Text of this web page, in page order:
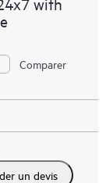
Comparer
un devis